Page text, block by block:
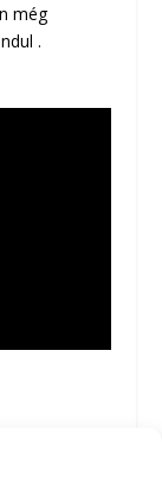
még
.
számok